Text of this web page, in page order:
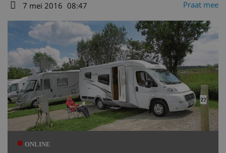
7 mei 2016 08:47
Praat mee
ONLINE